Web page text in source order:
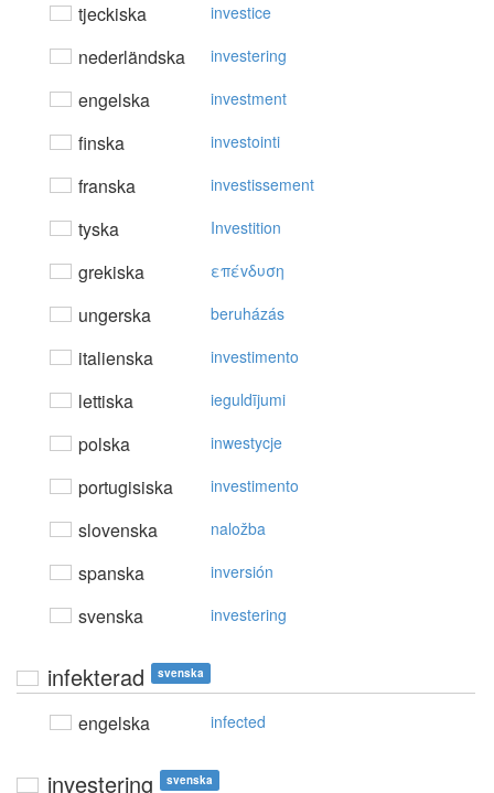
tjeckiska investice
nederländska investering
engelska investment
finska investointi
franska investissement
tyska Investition
grekiska επέvδυση
ungerska beruházás
italienska investimento
lettiska ieguldījumi
polska inwestycje
portugisiska investimento
slovenska naložba
spanska inversión
svenska investering
infekterad svenska
engelska infected
investering svenska